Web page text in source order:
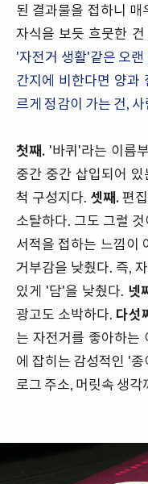
된 결과물을 접하니
자식을 보듯 흐뭇한 건
'자전거 생활'같은 오랜
간지에 비한다면 양과
르게 정감이 가는 건,
첫째. '바퀴'라는 이름
중간 중간 삽입되어
척 구성지다. 셋째.편
소탈하다. 그도 그럴
서적을 접하는 느낌이
거부감을 낮췄다. 즉,
있게 '담'을 낮췄다. 넷
광고도 소박하다. 다섯
는 자전거를 좋아하는
에 잡히는 감성적인 '
로그 주소, 머릿속 생